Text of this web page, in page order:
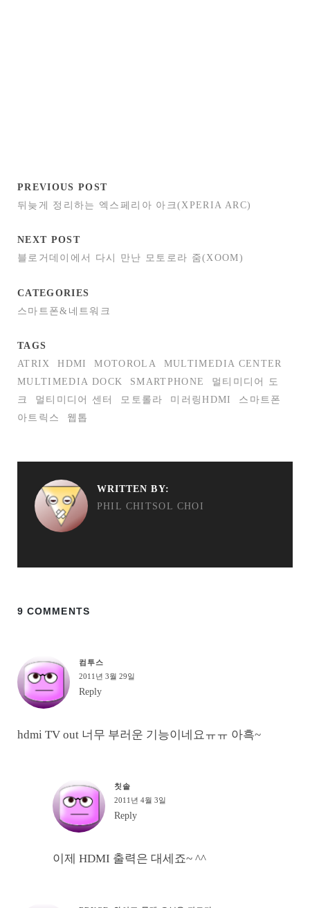
PREVIOUS POST
뒤늦게 정리하는 엑스페리아 아크(XPERIA ARC)
NEXT POST
블로거데이에서 다시 만난 모토로라 줌(XOOM)
CATEGORIES
스마트폰&네트워크
TAGS
ATRIX
HDMI MOTOROLA
MULTIMEDIA CENTER
MULTIMEDIA DOCK
SMARTPHONE
멀티미디어 도
크
멀티미디어 센터 모토롤라 미러링HDMI
스마트폰
아트릭스
웹톱
WRITTEN BY:
PHIL CHITSOL CHOI
9 COMMENTS
컴투스
2011년 3월 29일
Reply
hdmi TV out 너무 부러운 기능이네요ㅠㅠ 아흑~
칫솔
2011년 4월 3일
Reply
이제 HDMI 출력은 대세죠~ ^^